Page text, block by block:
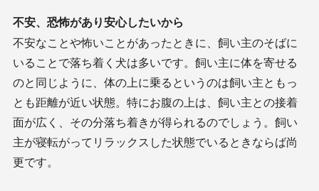
不安、恐怖があり安心したいから
不安なことや怖いことがあったときに、飼い主のそばに
いることで落ち着く犬は多いです。飼い主に体を寄せる
のと同じように、体の上に乗るというのは飼い主ともっ
とも距離が近い状態。特にお腹の上は、飼い主との接着
面が広く、その分落ち着きが得られるのでしょう。飼い
主が寝転がってリラックスした状態でいるときならば尚
更です。